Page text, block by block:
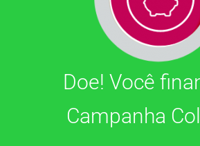
Doe! Você
Campanha